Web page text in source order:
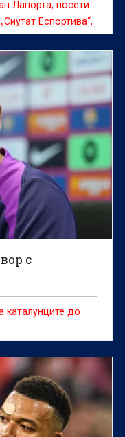
Лапорта, посети
Еспортива“,
към
преди ключовия
с
каталунците до